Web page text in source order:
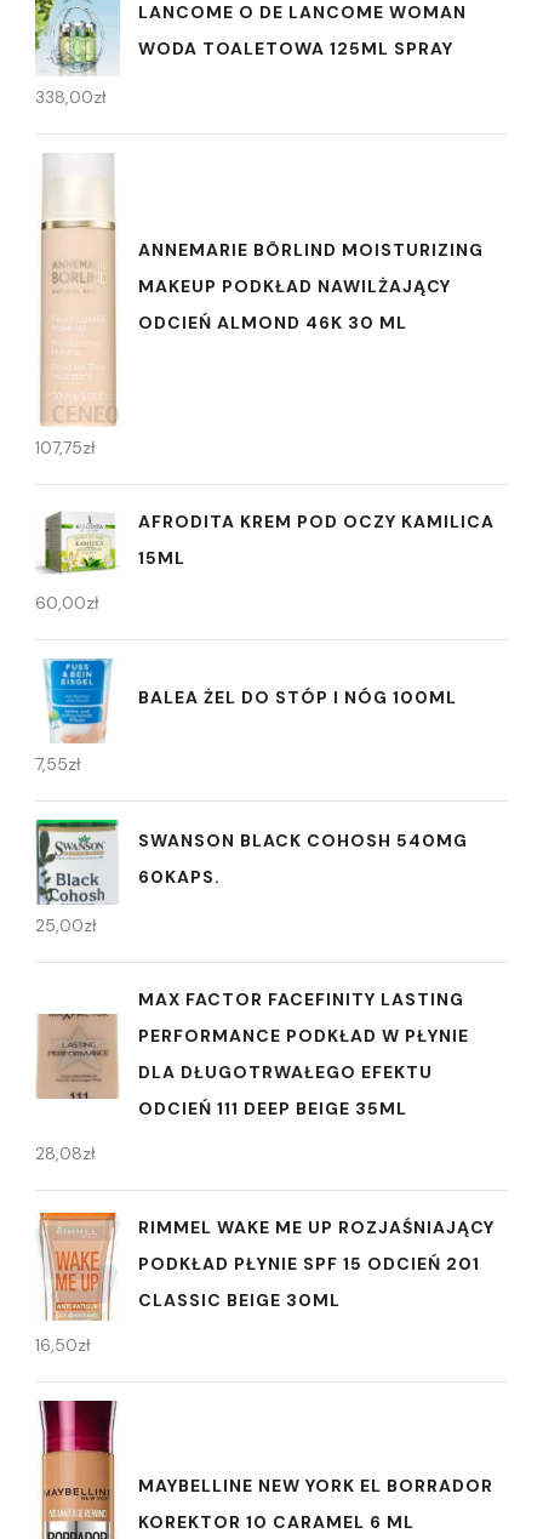
LANCOME O DE LANCOME WOMAN
WODA TOALETOWA 125ML SPRAY
338,00zł
ANNEMARIE BÖRLIND MOISTURIZING
MAKEUP PODKŁAD NAWILŻAJĄCY
ODCIEŃ ALMOND 46K 30 ML
107,75zł
AFRODITA KREM POD OCZY KAMILICA
15ML
60,00zł
BALEA ŻEL DO STÓP I NÓG 100ML
7,55zł
SWANSON BLACK COHOSH 540MG
60KAPS.
25,00zł
MAX FACTOR FACEFINITY LASTING
PERFORMANCE PODKŁAD W PŁYNIE
DLA DŁUGOTRWAŁEGO EFEKTU
ODCIEŃ 111 DEEP BEIGE 35ML
28,08zł
RIMMEL WAKE ME UP ROZJAŚNIAJĄCY
PODKŁAD PŁYNIE SPF 15 ODCIEŃ 201
CLASSIC BEIGE 30ML
16,50zł
MAYBELLINE NEW YORK EL BORRADOR
KOREKTOR 10 CARAMEL 6 ML